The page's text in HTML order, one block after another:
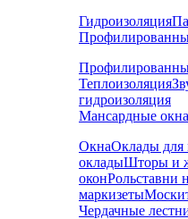
Гидроизоляция
Теплоизоляция
гидроизоляция
Мансардные окна
ОкнаОклады для
окладыШторы и
оконРольставни
маркизеты
Чердачные